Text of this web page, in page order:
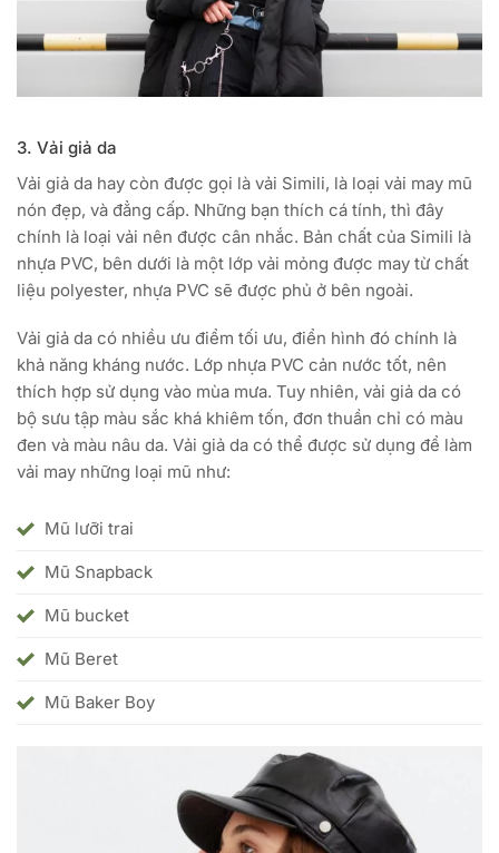
3. Vải giả da
Vải giả da hay còn được gọi là vải Simili, là loại vải may mũ
nón đẹp, và đẳng cấp. Những bạn thích cá tính, thì đây
chính là loại vải nên được cân nhắc. Bản chất của Simili là
nhựa PVC, bên dưới là một lớp vải mỏng được may từ chất
liệu polyester, nhựa PVC sẽ được phủ ở bên ngoài.
Vải giả da có nhiều ưu điểm tối ưu, điển hình đó chính là
khả năng kháng nước. Lớp nhựa PVC cản nước tốt, nên
thích hợp sử dụng vào mùa mưa. Tuy nhiên, vải giả da có
bộ sưu tập màu sắc khá khiêm tốn, đơn thuần chỉ có màu
đen và màu nâu da. Vải giả da có thể được sử dụng để làm
vải may những loại mũ như:
Mũ lưỡi trai
Mũ Snapback
Mũ bucket
Mũ Beret
Mũ Baker Boy